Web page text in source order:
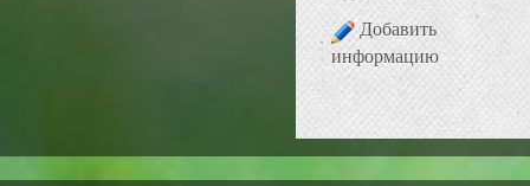
Добавить
информацию